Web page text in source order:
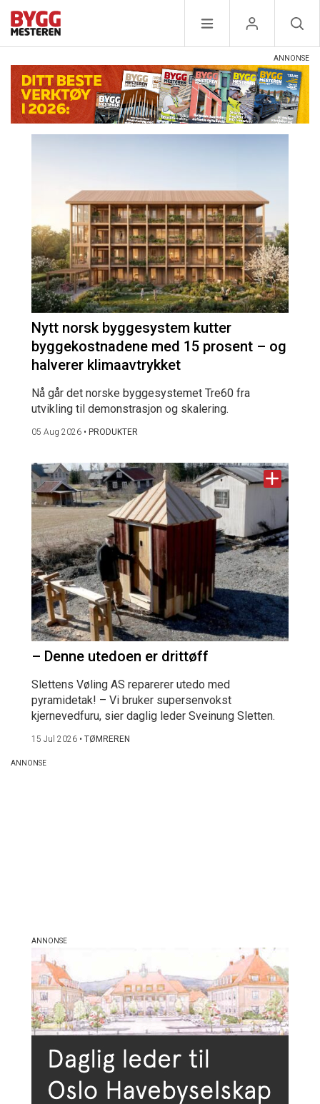
Nytt norsk byggesystem kutter
byggekostnadene med 15 prosent – og
halverer klimaavtrykket
Nå går det norske byggesystemet Tre60 fra
utvikling til demonstrasjon og skalering.
05 Aug 2026 • PRODUKTER
– Denne utedoen er drittøff
Slettens Vøling AS reparerer utedo med
pyramidetak! – Vi bruker supersenvokst
kjernevedfuru, sier daglig leder Sveinung Sletten.
15 Jul 2026 • TØMREREN